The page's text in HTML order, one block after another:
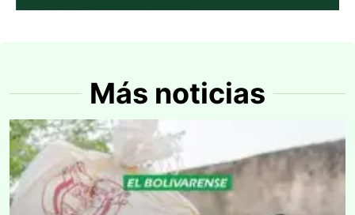
Más noticias